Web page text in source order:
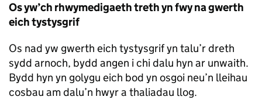
Os yw’ch rhwymedigaeth treth yn fwy na gwerth
eich tystysgrif
Os nad yw gwerth eich tystysgrif yn talu’r dreth
sydd arnoch, bydd angen i chi dalu hyn ar unwaith.
Bydd hyn yn golygu eich bod yn osgoi neu’n lleihau
cosbau am dalu’n hwyr a thaliadau llog.